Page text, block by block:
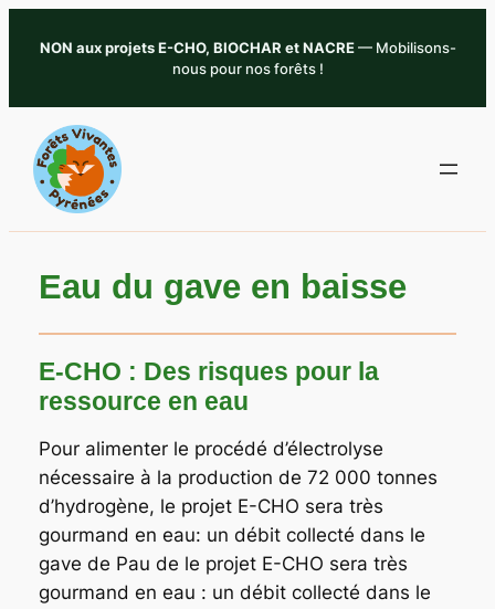
NON aux projets E-CHO, BIOCHAR et NACRE— Mobilisons-
nous pour nos forêts !
Eau du gave en baisse
E-CHO : Des risques pour la
ressource en eau
Pour alimenter le procédé d’électrolyse
nécessaire à la production de 72 000 tonnes
d’hydrogène, le projet E-CHO sera très
gourmand en eau: un débit collecté dans le
gave de Pau de le projet E-CHO sera très
gourmand en eau : un débit collecté dans le